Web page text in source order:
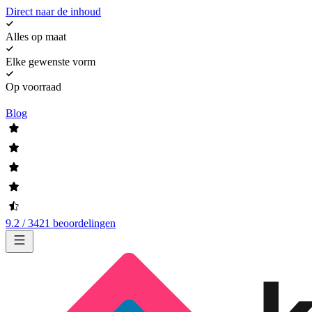
Direct naar de inhoud
Alles op maat
Elke gewenste vorm
Op voorraad
Blog
9.2 / 3421 beoordelingen